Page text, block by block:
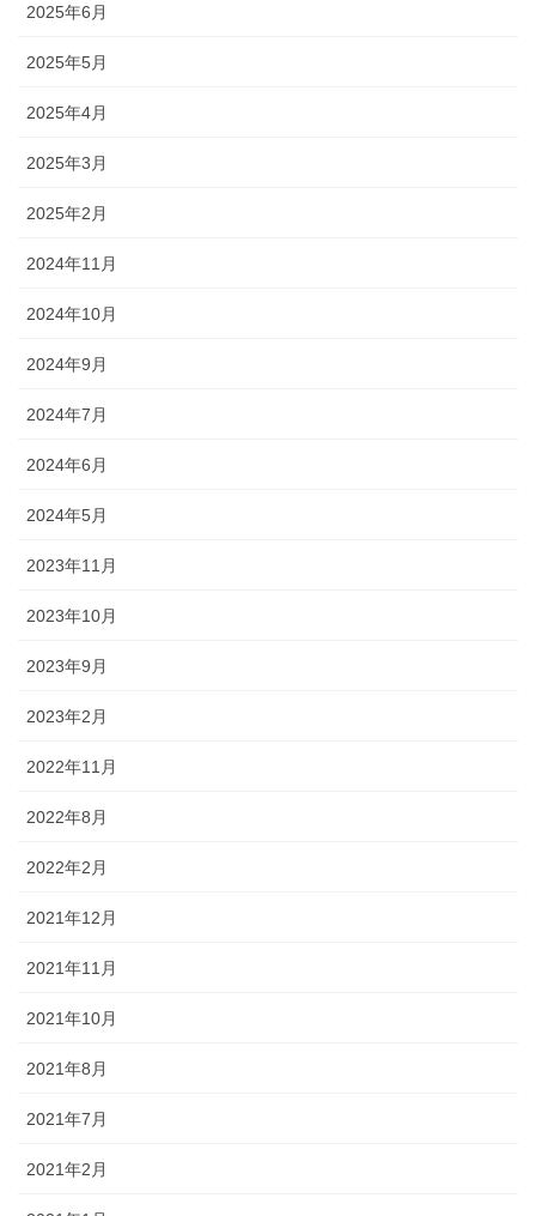
2025年6月
2025年5月
2025年4月
2025年3月
2025年2月
2024年11月
2024年10月
2024年9月
2024年7月
2024年6月
2024年5月
2023年11月
2023年10月
2023年9月
2023年2月
2022年11月
2022年8月
2022年2月
2021年12月
2021年11月
2021年10月
2021年8月
2021年7月
2021年2月